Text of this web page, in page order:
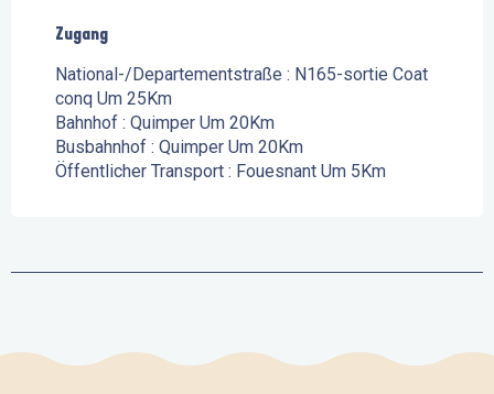
Zugang
Zugang
National-/Departementstraße : N165-sortie Coat
conq Um 25Km
Bahnhof : Quimper Um 20Km
Busbahnhof : Quimper Um 20Km
Öffentlicher Transport : Fouesnant Um 5Km